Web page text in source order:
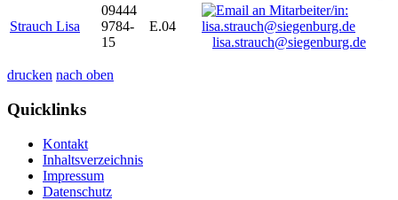
Strauch Lisa
09444
9784-
15
E.04
lisa.strauch@siegenburg.de
drucken nach oben
Quicklinks
Kontakt
Inhaltsverzeichnis
Impressum
Datenschutz